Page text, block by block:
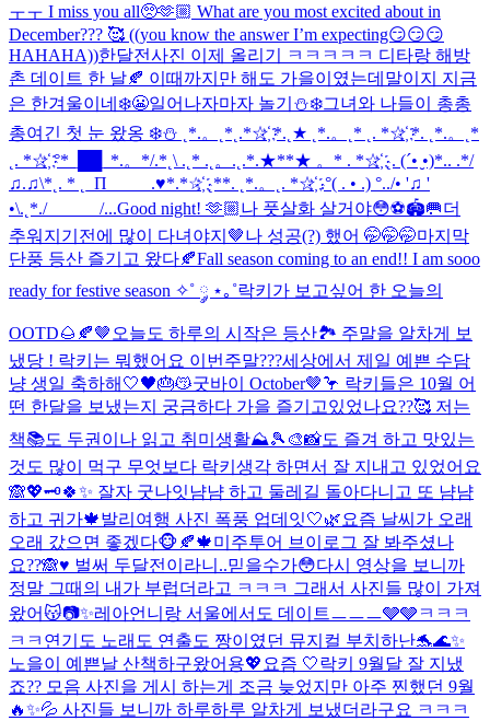
ㅜㅜ I miss you all🥺🫶🏼 What are you most excited about in
December??? 🥰 ((you know the answer I’m expecting😏😏😏
HAHAHA))한달전사진 이제 올리기 ㅋㅋㅋㅋㅋ 디타랑 해방
촌 데이트 한 날🍂 이때까지만 해도 가을이였는데말이지 지금
은 한겨울이네❄️😬일어나자마자 놀기⛄❄️그녀와 나들이 총총
총여긴 첫 눈 왔옹 ❄️⛄️ ˛*.。˛*˛.*☆҉ *.˛★ ˛*.。˛* ˛. *☆҉ *. ˛*.。˛*
˛. *☆҉ °*_██_*.。*/.*˛\ .˛* .˛。.˛.*.★**★ 。* . *☆҉ ˛. (´• ̮•)*.. .*/
♫.♫\*˛. * ˛_Π_____.♥*.*☆҉ ˛**. ˛*.。˛. *☆҉ .°( . • .) °../• '♫ '
•\.˛*./______/...Good night! 🫶🏼나 풋살화 살거야😳⚽️🏟️🥅더
추워지기전에 많이 다녀야지🤎나 성공(?) 했어 🤭🤭🤭마지막
단풍 등산 즐기고 왔다🍂Fall season coming to an end!! I am sooo
ready for festive season ✧˚ ༘ ⋆｡˚락키가 보고싶어 한 오늘의
OOTD🌰🍂🤎 오늘도 하루의 시작은 등산🏞️ 주말을 알차게 보
냈당 ! 락키는 뭐했어요 이번주말???세상에서 제일 예쁜 수담
냥 생일 축하해🤍🖤🎂😽굿바이 October🤎🦩 락키들은 10월 어
떤 한달을 보냈는지 궁금하다 가을 즐기고있었나요??🥰 저는
책📚도 두권이나 읽고 취미생활⛰️🎾🎨📸도 즐겨 하고 맛있는
것도 많이 먹구 무엇보다 락키생각 하면서 잘 지내고 있었어요
🙈💖🗝️🍀✨ 잘자 굿나잇냠냠 하고 둘레길 돌아다니고 또 냠냠
하고 귀가🍁발리여행 사진 폭풍 업데잇🤍🌿요즘 날씨가 오래
오래 갔으면 좋겠다🐵🍂🍁미주투어 브이로그 잘 봐주셨나
요??🙈♥️ 벌써 두달전이라니..믿을수가😳다시 영상을 보니까
정말 그때의 내가 부럽더라고 ㅋㅋㅋ 그래서 사진들 많이 가져
왔어😽📷✨레아언니랑 서울에서도 데이트ㅡㅡㅡ🩶🩶ㅋㅋㅋ
ㅋㅋ 연기도 노래도 연출도 짱이였던 뮤지컬 부치하난🐬🌊✨
노을이 예쁜날 산책하구왔어용💖 요즘 🤍락키 9월달 잘 지냈
죠?? 모음 사진을 게시 하는게 조금 늦었지만 아주 찐했던 9월
🔥✨💦 사진들 보니까 하루하루 알차게 보냈더라구요 ㅋㅋㅋ